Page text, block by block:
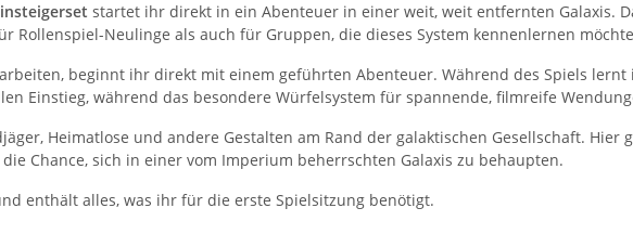
startet ihr direkt in ein Abenteuer in einer weit, weit entfernten Galaxis.
Rollenspiel-Neulinge als auch für Gruppen, die dieses System kennenlernen
beginnt ihr direkt mit einem geführten Abenteuer. Während des Spiels
Einstieg, während das besondere Würfelsystem für spannende, filmreife
Heimatlose und andere Gestalten am Rand der galaktischen Gesellschaft.
Chance, sich in einer vom Imperium beherrschten Galaxis zu behaupten.
enthält alles, was ihr für die erste Spielsitzung benötigt.